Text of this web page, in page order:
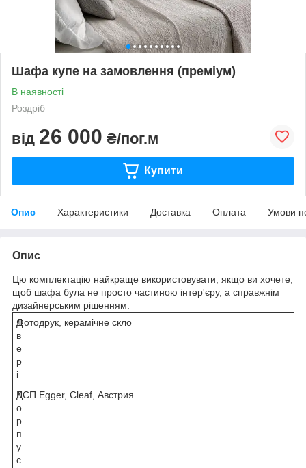
Шафа купе на замовлення (преміум)
В наявності
Роздріб
від 26 000 ₴/пог.м
Купити
Опис Характеристики Доставка Оплата Умови
Опис
Цю комплектацію найкраще використовувати, якщо ви хочете,
щоб шафа була не просто частиною інтер'єру, а справжнім
дизайнерським рішенням.
Д
в
е
р
і
Фотодрук, керамічне скло
К
о
р
п
у
с
ДСП Egger, Cleaf, Австрия